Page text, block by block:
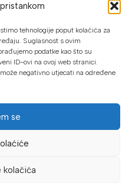
tehnologije poput kolačića za
Suglasnost s ovim
podatke kao što su
ID-ovi na ovoj web stranici.
negativno utjecati na određene
se
kolačića
ili do 24 rate
internet bankarstvom
Proalat.ba